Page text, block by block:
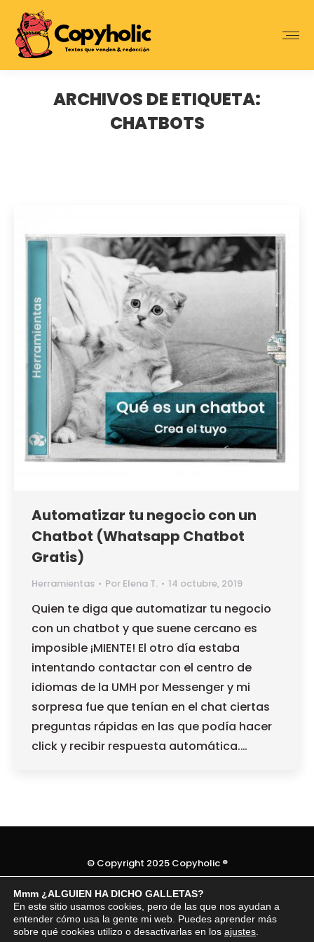
ARCHIVOS DE ETIQUETA:
CHATBOTS
Automatizar tu negocio con un
Chatbot (Whatsapp Chatbot
Gratis)
Herramientas Por Elena T. 14 octubre, 2019
Quien te diga que automatizar tu negocio
con un chatbot y que suene cercano es
imposible ¡MIENTE! El otro día estaba
intentando contactar con el centro de
idiomas de la UMH por Messenger y mi
sorpresa fue que tenían en el chat ciertas
preguntas rápidas en las que podía hacer
click y recibir respuesta automática.…
© Copyright 2025 Copyholic ®
Temas legales
Mmm ¿ALGUIEN HA DICHO GALLETAS?
En este sitio usamos cookies, pero de las que nos ayudan a
entender cómo usa la gente mi web. Puedes aprender más
sobre qué cookies utilizo o desactivarlas en los ajustes